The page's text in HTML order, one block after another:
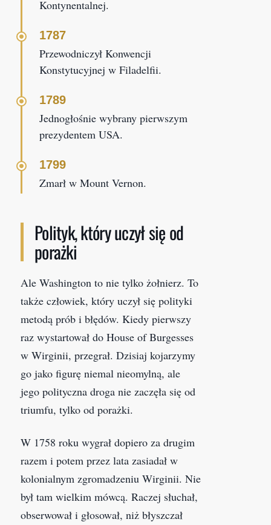
Kontynentalnej.
1787
Przewodniczył Konwencji
Konstytucyjnej w Filadelfii.
1789
Jednogłośnie wybrany pierwszym
prezydentem USA.
1799
Zmarł w Mount Vernon.
Polityk, który uczył się od
porażki
Ale Washington to nie tylko żołnierz. To
także człowiek, który uczył się polityki
metodą prób i błędów. Kiedy pierwszy
raz wystartował do House of Burgesses
w Wirginii, przegrał. Dzisiaj kojarzymy
go jako figurę niemal nieomylną, ale
jego polityczna droga nie zaczęła się od
triumfu, tylko od porażki.
W 1758 roku wygrał dopiero za drugim
razem i potem przez lata zasiadał w
kolonialnym zgromadzeniu Wirginii. Nie
był tam wielkim mówcą. Raczej słuchał,
obserwował i głosował, niż błyszczał